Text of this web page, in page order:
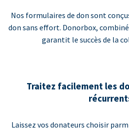
Nos formulaires de don sont
don sans effort. Donorbox, combiné
garantit le succès de la
Traitez facilement les
Laissez vos donateurs choisir